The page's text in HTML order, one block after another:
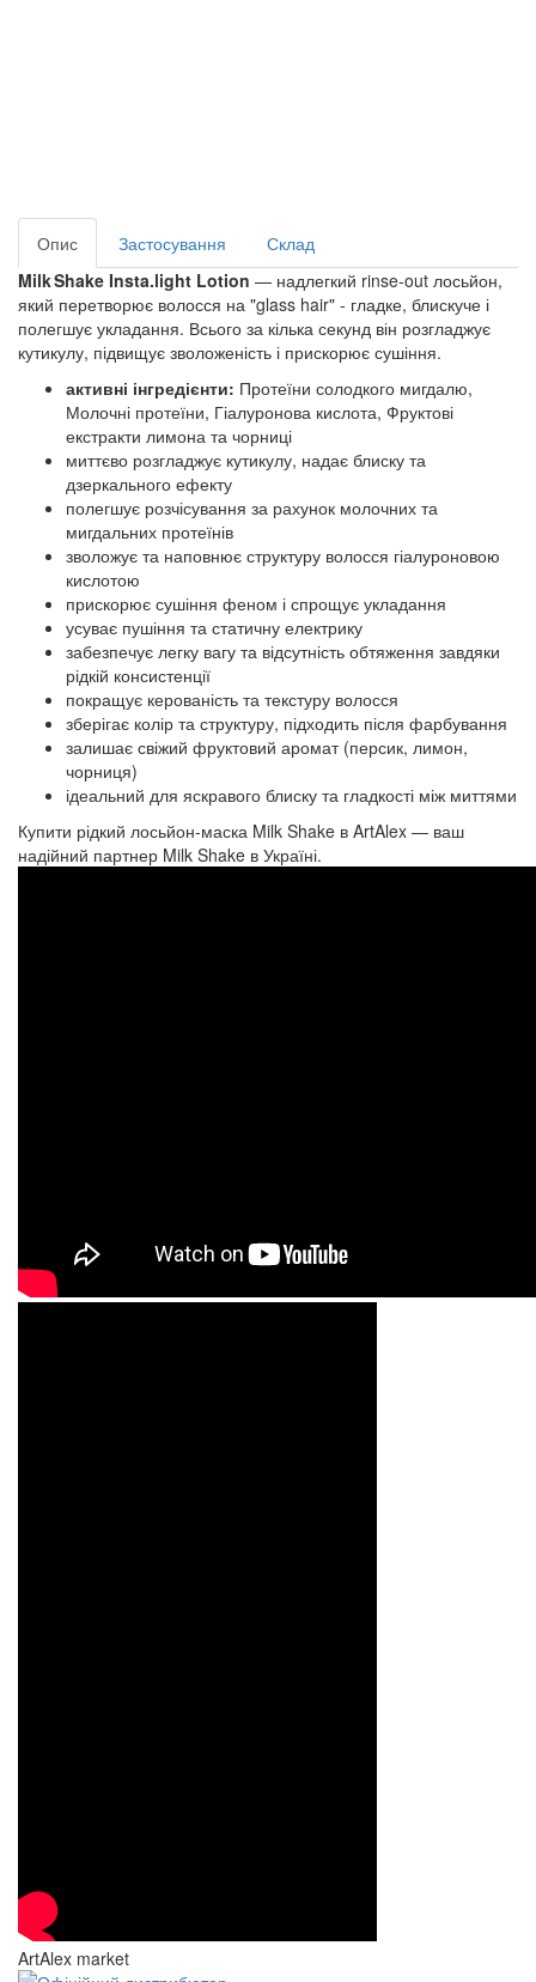
Опис Застосування
Склад
Milk Shake Insta.light Lotion — надлегкий rinse-out лосьйон,
який перетворює волосся на "glass hair" - гладке, блискуче і
полегшує укладання. Всього за кілька секунд він розгладжує
кутикулу, підвищує зволоженість і прискорює сушіння.
активні інгредієнти: Протеїни солодкого мигдалю,
Молочні протеїни, Гіалуронова кислота, Фруктові
екстракти лимона та чорниці
миттєво розгладжує кутикулу, надає блиску та
дзеркального ефекту
полегшує розчісування за рахунок молочних та
мигдальних протеїнів
зволожує та наповнює структуру волосся гіалуроновою
кислотою
прискорює сушіння феном і спрощує укладання
усуває пушіння та статичну електрику
забезпечує легку вагу та відсутність обтяження завдяки
рідкій консистенції
покращує керованість та текстуру волосся
зберігає колір та структуру, підходить після фарбування
залишає свіжий фруктовий аромат (персик, лимон,
чорниця)
ідеальний для яскравого блиску та гладкості між миттями
Купити рідкий лосьйон-маска Milk Shake в ArtAlex — ваш
надійний партнер Milk Shake в Україні.
ArtAlex market